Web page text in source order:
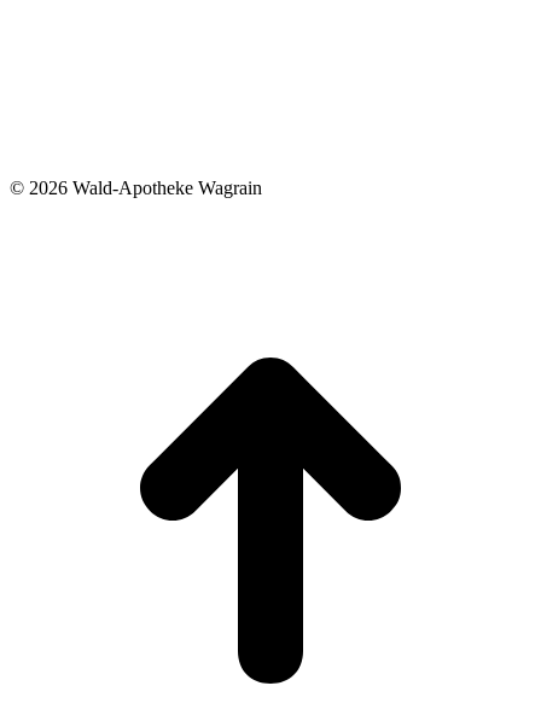
© 2026 Wald-Apotheke Wagrain